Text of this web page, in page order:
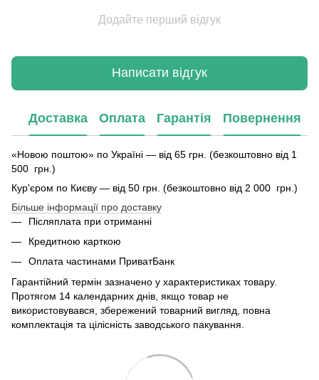
Додайте перший відгук
Написати відгук
Доставка Оплата Гарантія Повернення
«Новою поштою» по Україні — від 65 грн. (безкоштовно від 1
500 грн.)
Кур'єром по Києву — від 50 грн. (безкоштовно від 2 000 грн.)
Більше інформації про доставку
Післяплата при отриманні
Кредитною карткою
Оплата частинами ПриватБанк
Гарантійний термін зазначено у характеристиках товару.
Протягом 14 календарних днів, якщо товар не
використовувався, збережений товарний вигляд, повна
комплектація та цілісність заводського пакування.